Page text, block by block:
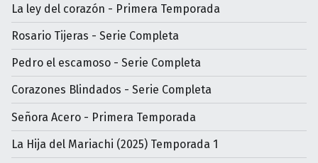
La ley del corazón - Primera Temporada
Rosario Tijeras - Serie Completa
Pedro el escamoso - Serie Completa
Corazones Blindados - Serie Completa
Señora Acero - Primera Temporada
La Hija del Mariachi (2025) Temporada 1